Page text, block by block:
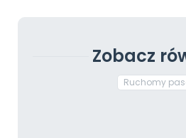
Zobacz
Ruchomy